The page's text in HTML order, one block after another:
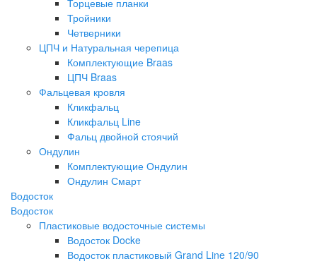
Торцевые планки
Тройники
Четверники
ЦПЧ и Натуральная черепица
Комплектующие Braas
ЦПЧ Braas
Фальцевая кровля
Кликфальц
Кликфальц Line
Фальц двойной стоячий
Ондулин
Комплектующие Ондулин
Ондулин Смарт
Водосток
Водосток
Пластиковые водосточные системы
Водосток Docke
Водосток пластиковый Grand Line 120/90